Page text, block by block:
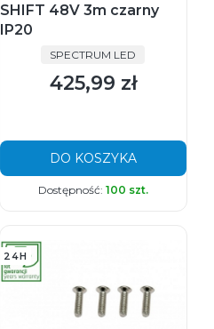
SHIFT 48V 3m czarny
IP20
PRODUCENT
SPECTRUM LED
Cena
425,99 zł
DO KOSZYKA
Dostępność: 100 szt.
24H